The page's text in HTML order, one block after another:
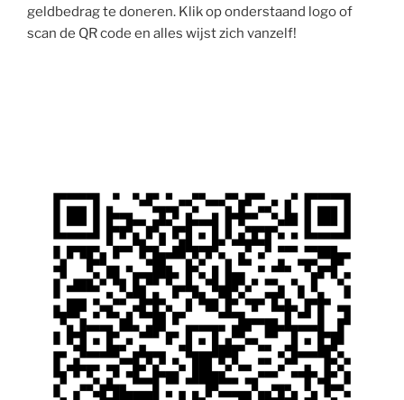
geldbedrag te doneren. Klik op onderstaand logo of
scan de QR code en alles wijst zich vanzelf!